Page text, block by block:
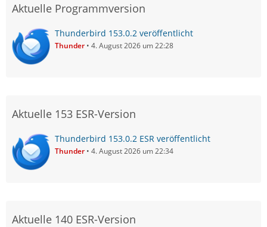
Aktuelle Programmversion
Thunderbird 153.0.2 veröffentlicht
Thunder 4. August 2026 um 22:28
Aktuelle 153 ESR-Version
Thunderbird 153.0.2 ESR veröffentlicht
Thunder 4. August 2026 um 22:34
Aktuelle 140 ESR-Version